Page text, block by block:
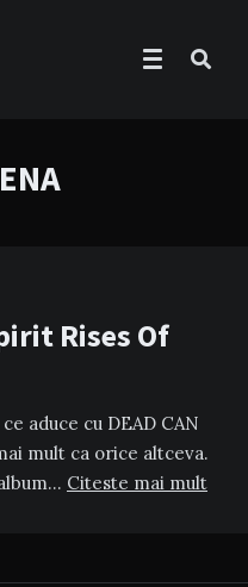
Rises Of
aduce cu DEAD CAN
mult ca orice altceva.
Citeste mai mult